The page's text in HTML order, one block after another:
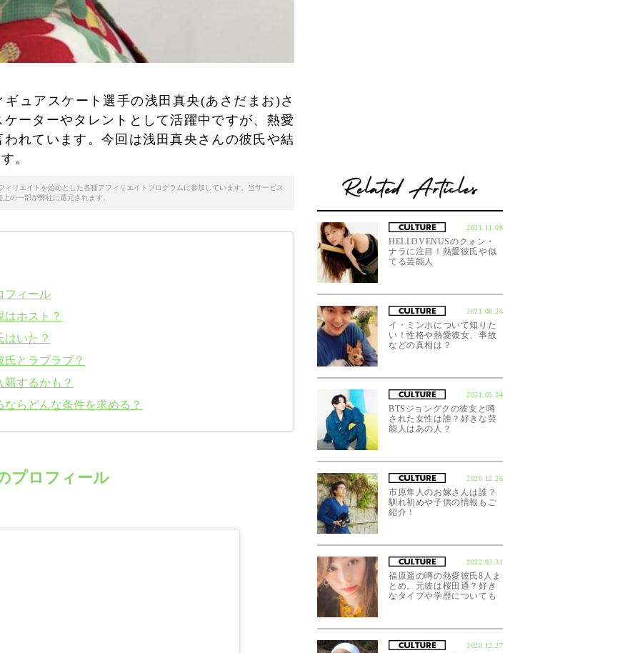
ュアスケート選手の浅田真央(あさだまお)さ
ーターやタレントとして活躍中ですが、熱愛
れています。今回は浅田真央さんの彼氏や結
。
ィリエイトを始めとした各種アフィリエイトプログラムに参加しています。当サービス
の一部が弊社に還元されます。
フィール
ホスト？
はいた？
とラブラブ？
籍するかも？
らどんな条件を求める？
プロフィール
2021.11.08
HELLOVENUSのクォン・
ナラに注目！熱愛彼氏や似
てる芸能人
2021.08.26
イ・ミンホについて知りた
い！性格や熱愛彼女、事故
などの真相は？
2021.05.24
BTSジョングクの彼女と噂
された女性は誰？好きな芸
能人はあの人？
2020.12.26
市原隼人のお嫁さんは誰？
馴れ初めや子供の情報もご
紹介！
2022.03.31
福原遥の噂の熱愛彼氏8人ま
とめ。元彼は桜田通？好き
なタイプや学歴についても
2020.12.27